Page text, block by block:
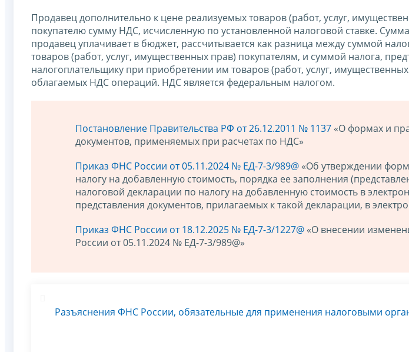
Продавец дополнительно к цене реализуемых товаров (работ, услуг,
покупателю сумму НДС, исчисленную по установленной налоговой ставке.
продавец уплачивает в бюджет, рассчитывается как разница между суммой
товаров (работ, услуг, имущественных прав) покупателям, и суммой налога,
налогоплательщику при приобретении им товаров (работ, услуг,
облагаемых НДС операций. НДС является федеральным налогом.
Постановление Правительства РФ от 26.12.2011 № 1137 «О формах и
документов, применяемых при расчетах по НДС»
Приказ ФНС России от 05.11.2024 № ЕД-7-3/989@ «Об утверждении
налогу на добавленную стоимость, порядка ее заполнения
налоговой декларации по налогу на добавленную стоимость в
представления документов, прилагаемых к такой декларации, в
Приказ ФНС России от 18.12.2025 № ЕД-7-3/1227@ «О внесении
России от 05.11.2024 № ЕД-7-3/989@»
Разъяснения ФНС России, обязательные для применения налоговыми